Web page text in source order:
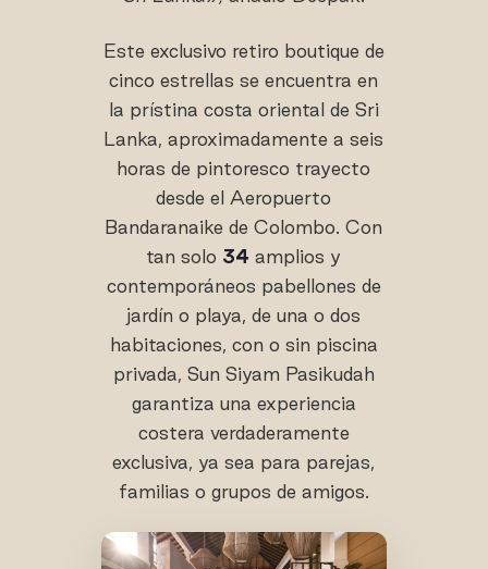
Este exclusivo retiro boutique de
cinco estrellas se encuentra en
la prístina costa oriental de Sri
Lanka, aproximadamente a seis
horas de pintoresco trayecto
desde el Aeropuerto
Bandaranaike de Colombo. Con
tan solo 34 amplios y
contemporáneos pabellones de
jardín o playa, de una o dos
habitaciones, con o sin piscina
privada, Sun Siyam Pasikudah
garantiza una experiencia
costera verdaderamente
exclusiva, ya sea para parejas,
familias o grupos de amigos.